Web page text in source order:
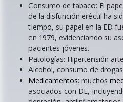
Consumo de tabaco: El
de la disfunción eréctil ha
tiempo, su papel en la ED
en 1979, evidenciando su
pacientes jóvenes.
Patologías: Hipertensión
Alcohol, consumo de
Medicamentos: muchos
asociados con DE,